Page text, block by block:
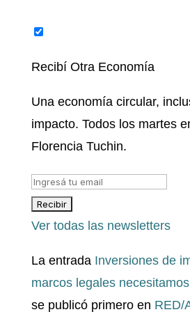
Recibí Otra Economía
Una economía circular,
impacto. Todos los martes
Florencia Tuchin.
Ver todas las newsletters
La entrada Inversiones de
marcos legales
se publicó primero en RED/